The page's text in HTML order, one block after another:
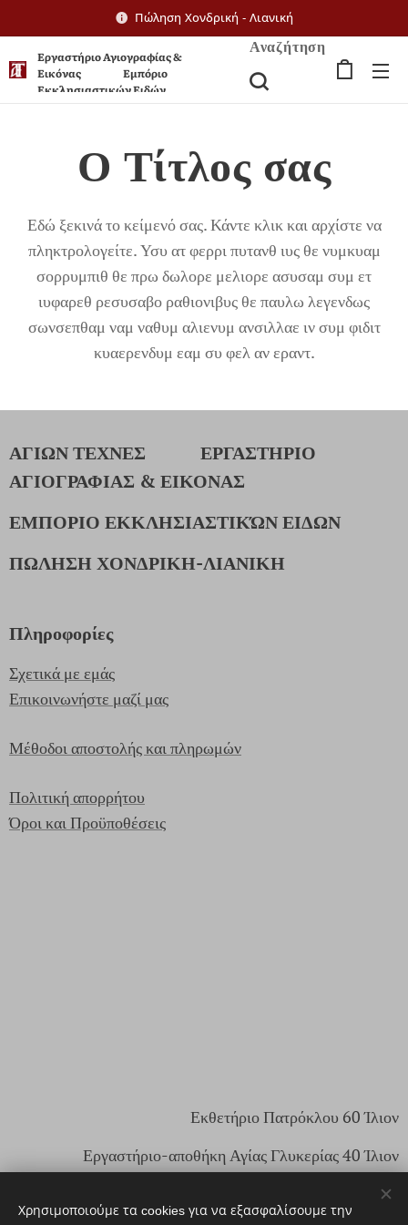
Πώληση Χονδρική - Λιανική
Εργαστήριο Αγιογραφίας &
Εικόνας Εμπόριο
Εκκλησιαστικών Ειδών
Αναζήτηση
Ο Τίτλος σας
Εδώ ξεκινά το κείμενό σας. Κάντε κλικ και αρχίστε να
πληκτρολογείτε. Υσυ ατ φερρι πυτανθ ιυς θε νυμκυαμ
σορρυμπιθ θε πρω δωλορε μελιορε ασυσαμ συμ ετ
ιυφαρεθ ρεσυσαβο ραθιονιβυς θε παυλω λεγενδως
σωνσεπθαμ ναμ ναθυμ αλιενυμ ανσιλλαε ιν συμ φιδιτ
κυαερενδυμ εαμ συ φελ αν εραντ.
ΑΓΙΩΝ ΤΕΧΝΕΣ ΕΡΓΑΣΤΗΡΙΟ
ΑΓΙΟΓΡΑΦΙΑΣ & ΕΙΚΟΝΑΣ
ΕΜΠΟΡΙΟ ΕΚΚΛΗΣΙΑΣΤΙΚΏΝ ΕΙΔΩΝ
ΠΩΛΗΣΗ ΧΟΝΔΡΙΚΗ-ΛΙΑΝΙΚΗ
Πληροφορίες
Σχετικά με εμάς
Επικοινωνήστε μαζί μας
Μέθοδοι αποστολής και πληρωμών
Πολιτική απορρήτου
Όροι και Προϋποθέσεις
Εκθετήριο Πατρόκλου 60 Ίλιον
Εργαστήριο-αποθήκη Αγίας Γλυκερίας 40 Ίλιον
Email:eshop@agiontexnes.com
Χρησιμοποιούμε τα cookies για να εξασφαλίσουμε την